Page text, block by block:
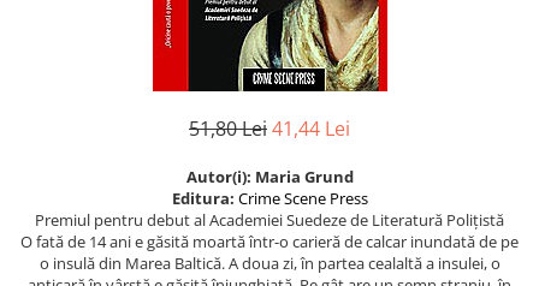
Manuale scolare/Cursuri
Poezie
Politică/Geopolitică
51,80 Lei41,44 Lei
Autor(i): Maria Grund
Editura: Crime Scene Press
Premiul pentru debut al Academiei Suedeze de Literatură Polițistă
O fată de 14 ani e găsită moartă într-o carieră de calcar inundată de pe
o insulă din Marea Baltică. A doua zi, în partea cealaltă a insulei, o